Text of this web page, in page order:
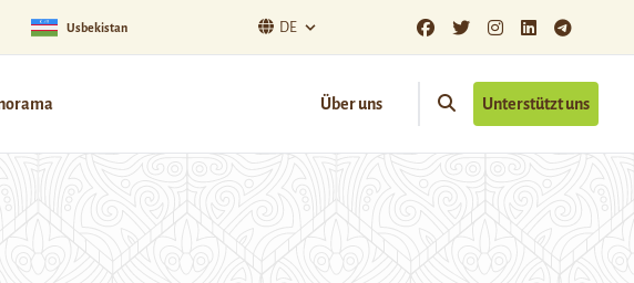
Usbekistan DE
Über uns Unterstützt uns